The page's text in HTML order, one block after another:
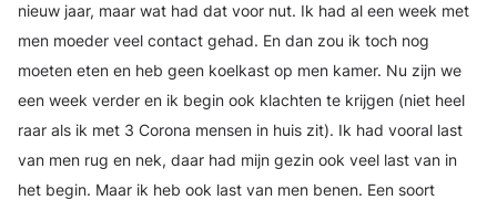
nieuw jaar, maar wat had dat voor nut. Ik had al een week met
men moeder veel contact gehad. En dan zou ik toch nog
moeten eten en heb geen koelkast op men kamer. Nu zijn we
een week verder en ik begin ook klachten te krijgen (niet heel
raar als ik met 3 Corona mensen in huis zit). Ik had vooral last
van men rug en nek, daar had mijn gezin ook veel last van in
het begin. Maar ik heb ook last van men benen. Een soort